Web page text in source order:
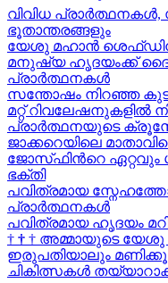
വിവിധ
ഭൂതാന്തരങ്ങളും
യേശു മഹാന്‍
മനുഷ്യ ഹൃദയംക്ക്
പ്രാർത്ഥനകൾ
സന്തോഷം നിറഞ്ഞ
മറ്റ് റിവലേഷനുകളിൽ
പ്രാർത്ഥനയുടെ
ജാക്കറെയിലെ
ജോസ്‌ഫിന്‍റെ ഏറ്റവും
ഭക്തി
പവിത്രമായ
പ്രാർത്ഥനകള്‍
പവിത്രമായ ഹൃദയം
† † † അമ്മായുടെ യേശു
ഇരുപതിയാലും
ചികിത്സകൾ